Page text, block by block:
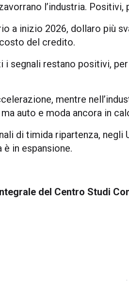
l’industria.
a inizio 2026, dollaro più
del credito.
i segnali restano positivi,
mentre
auto e moda ancora in
di timida ripartenza, negli
è in espansione.
del Centro Studi